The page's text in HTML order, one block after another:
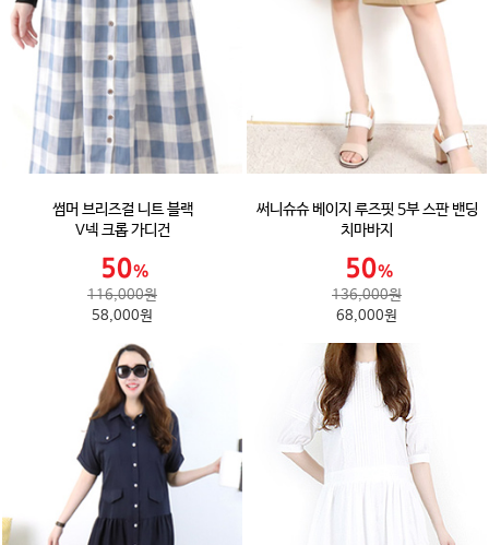
썸머 브리즈걸 니트 블랙
V넥 크롭 가디건
116,000원
58,000원
써니슈슈 베이지 루즈핏 5부 스판 밴딩
치마바지
136,000원
68,000원